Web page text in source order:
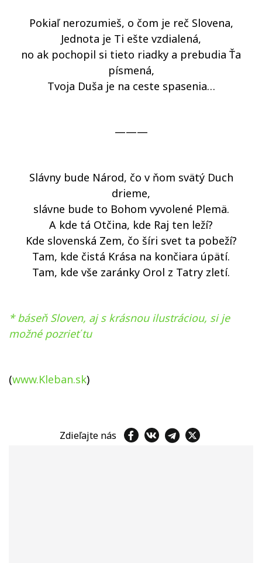
Pokiaľ nerozumieš, o čom je reč Slovena,
Jednota je Ti ešte vzdialená,
no ak pochopil si tieto riadky a prebudia Ťa
písmená,
Tvoja Duša je na ceste spasenia…
———
Slávny bude Národ, čo v ňom svätý Duch
drieme,
slávne bude to Bohom vyvolené Plemä.
A kde tá Otčina, kde Raj ten leží?
Kde slovenská Zem, čo šíri svet ta pobeží?
Tam, kde čistá Krása na končiara úpätí.
Tam, kde vše zaránky Orol z Tatry zletí.
* báseň Sloven, aj s krásnou ilustráciou, si je
možné pozrieť tu
(www.Kleban.sk)
Zdieľajte nás